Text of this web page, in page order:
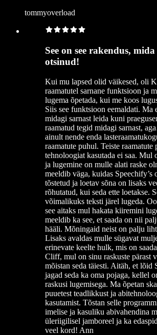
tommyoverload
See on see rakendus,
otsinud!
Kui mu lapsed olid väikesed, oli
raamatutel sarnane funktsioon ja
lugema õpetada, kui me koos
Siis see funktsioon eemaldati. Ma
midagi sarnast leida kuni
raamatud tegid midagi sarnast,
ainult nende enda
raamatute puhul. Teiste raamatute
tehnoloogiat kasutada ei saa. Mul
ja lugemine on mulle alati raske
meeldib väga, kuidas Speechify’s
tõstetud ja loetav sõna on lisaks
rõhutatud, kui seda ette loetakse.
võimalikuks teksti järel lugeda.
see aitaks mul hakata kiiremini
meeldib ka see, et saada on nii
hääli. Mõningaid neist on palju
Lisaks avaldas mulle sügavat
erinevate keelte hulk, mis on
Cliff, mul on sinu raskuste pärast
mõistan seda täiesti. Aitäh, et lõid
jagad seda ka oma pojaga, kellel
raskusi lugemisega. Ma õpetan
puuetest teadlikkust ja
kasutamist. Tõstan selle
imelise ja kasuliku abivahendina
üleriigilisel jamboreel ja ka
veel kord! Ann